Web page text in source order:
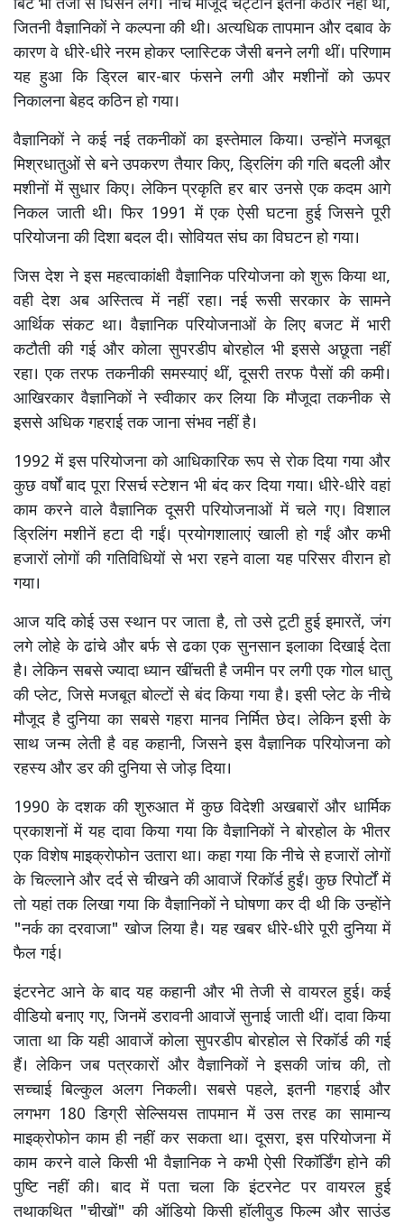
बिट भी तेजी से घिसने लगे। नीचे मौजूद चट्टानें इतनी कठोर नहीं थीं,
जितनी वैज्ञानिकों ने कल्पना की थी। अत्यधिक तापमान और दबाव के
कारण वे धीरे-धीरे नरम होकर प्लास्टिक जैसी बनने लगी थीं। परिणाम
यह हुआ कि ड्रिल बार-बार फंसने लगी और मशीनों को ऊपर
निकालना बेहद कठिन हो गया।
वैज्ञानिकों ने कई नई तकनीकों का इस्तेमाल किया। उन्होंने मजबूत
मिश्रधातुओं से बने उपकरण तैयार किए, ड्रिलिंग की गति बदली और
मशीनों में सुधार किए। लेकिन प्रकृति हर बार उनसे एक कदम आगे
निकल जाती थी। फिर 1991 में एक ऐसी घटना हुई जिसने पूरी
परियोजना की दिशा बदल दी। सोवियत संघ का विघटन हो गया।
जिस देश ने इस महत्वाकांक्षी वैज्ञानिक परियोजना को शुरू किया था,
वही देश अब अस्तित्व में नहीं रहा। नई रूसी सरकार के सामने
आर्थिक संकट था। वैज्ञानिक परियोजनाओं के लिए बजट में भारी
कटौती की गई और कोला सुपरडीप बोरहोल भी इससे अछूता नहीं
रहा। एक तरफ तकनीकी समस्याएं थीं, दूसरी तरफ पैसों की कमी।
आखिरकार वैज्ञानिकों ने स्वीकार कर लिया कि मौजूदा तकनीक से
इससे अधिक गहराई तक जाना संभव नहीं है।
1992 में इस परियोजना को आधिकारिक रूप से रोक दिया गया और
कुछ वर्षों बाद पूरा रिसर्च स्टेशन भी बंद कर दिया गया। धीरे-धीरे वहां
काम करने वाले वैज्ञानिक दूसरी परियोजनाओं में चले गए। विशाल
ड्रिलिंग मशीनें हटा दी गईं। प्रयोगशालाएं खाली हो गईं और कभी
हजारों लोगों की गतिविधियों से भरा रहने वाला यह परिसर वीरान हो
गया।
आज यदि कोई उस स्थान पर जाता है, तो उसे टूटी हुई इमारतें, जंग
लगे लोहे के ढांचे और बर्फ से ढका एक सुनसान इलाका दिखाई देता
है। लेकिन सबसे ज्यादा ध्यान खींचती है जमीन पर लगी एक गोल धातु
की प्लेट, जिसे मजबूत बोल्टों से बंद किया गया है। इसी प्लेट के नीचे
मौजूद है दुनिया का सबसे गहरा मानव निर्मित छेद। लेकिन इसी के
साथ जन्म लेती है वह कहानी, जिसने इस वैज्ञानिक परियोजना को
रहस्य और डर की दुनिया से जोड़ दिया।
1990 के दशक की शुरुआत में कुछ विदेशी अखबारों और धार्मिक
प्रकाशनों में यह दावा किया गया कि वैज्ञानिकों ने बोरहोल के भीतर
एक विशेष माइक्रोफोन उतारा था। कहा गया कि नीचे से हजारों लोगों
के चिल्लाने और दर्द से चीखने की आवाजें रिकॉर्ड हुईं। कुछ रिपोर्टों में
तो यहां तक लिखा गया कि वैज्ञानिकों ने घोषणा कर दी थी कि उन्होंने
"नर्क का दरवाजा" खोज लिया है। यह खबर धीरे-धीरे पूरी दुनिया में
फैल गई।
इंटरनेट आने के बाद यह कहानी और भी तेजी से वायरल हुई। कई
वीडियो बनाए गए, जिनमें डरावनी आवाजें सुनाई जाती थीं। दावा किया
जाता था कि यही आवाजें कोला सुपरडीप बोरहोल से रिकॉर्ड की गई
हैं। लेकिन जब पत्रकारों और वैज्ञानिकों ने इसकी जांच की, तो
सच्चाई बिल्कुल अलग निकली। सबसे पहले, इतनी गहराई और
लगभग 180 डिग्री सेल्सियस तापमान में उस तरह का सामान्य
माइक्रोफोन काम ही नहीं कर सकता था। दूसरा, इस परियोजना में
काम करने वाले किसी भी वैज्ञानिक ने कभी ऐसी रिकॉर्डिंग होने की
पुष्टि नहीं की। बाद में पता चला कि इंटरनेट पर वायरल हुई
तथाकथित "चीखों" की ऑडियो किसी हॉलीवुड फिल्म और साउंड